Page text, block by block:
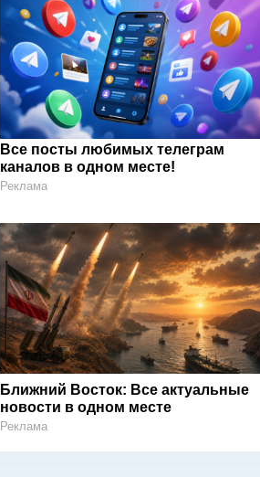
Все посты любимых телеграм
каналов в одном месте!
Реклама
Ближний Восток: Все актуальные
новости в одном месте
Реклама